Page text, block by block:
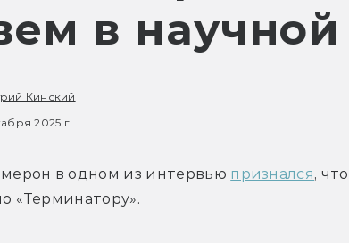
в научной
Кинский
2025 г.
в одном из интервью признался,
«Терминатору».